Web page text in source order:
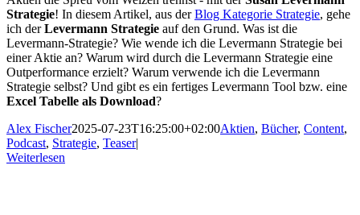
Strategie! In diesem Artikel, aus derBlog Kategorie Strategie, gehe
ich derLevermann Strategie auf den Grund. Was ist die
Levermann-Strategie? Wie wende ich die Levermann Strategie bei
einer Aktie an? Warum wird durch die Levermann Strategie eine
Outperformance erzielt? Warum verwende ich die Levermann
Strategie selbst? Und gibt es ein fertiges Levermann Tool bzw. eine
Excel Tabelle als Download?
Alex Fischer2025-07-23T16:25:00+02:00Aktien, Bücher, Content,
Podcast, Strategie, Teaser|
Weiterlesen